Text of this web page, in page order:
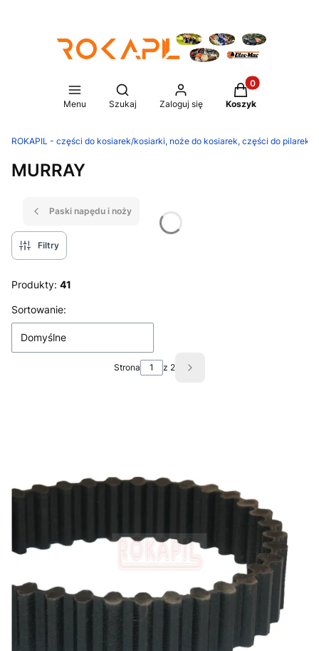
Menu
Otwórz wyszukiwarkę
Szukaj Zaloguj się
Produkty w
Koszyk
ROKAPIL - części do kosiarek/kosiarki, noże do kosiarek, części do pilarek/
MURRAY
Paski napędu i noży
Filtry
Produkty: 41
Lista produktów
Sortowanie:
Domyślne
Strona z 2 Następne produkty